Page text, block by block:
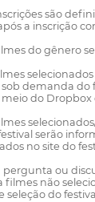
são
a inscrição
do gênero
demanda do
do Dropbox
serão
no site do
ou
filmes não
seleção do